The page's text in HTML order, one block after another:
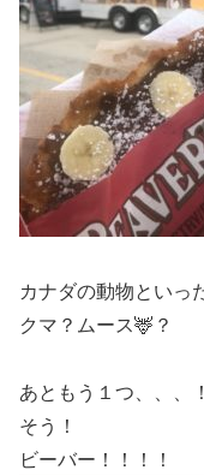
カナダの動物といっ
クマ？ムース🦌？
あともう１つ、、、
そう！
ビーバー！！！！